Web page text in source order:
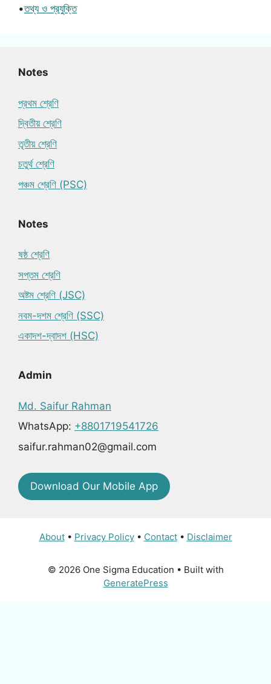
•তথ্য ও প্রযুক্তি
Notes
প্রথম শ্রেণি
দ্বিতীয় শ্রেণি
তৃতীয় শ্রেণি
চতুর্থ শ্রেণি
পঞ্চম শ্রেণি (PSC)
Notes
ষষ্ঠ শ্রেণি
সপ্তম শ্রেণি
অষ্টম শ্রেণি (JSC)
নবম-দশম শ্রেণি (SSC)
একাদশ-দ্বাদশ (HSC)
Admin
Md. Saifur Rahman
WhatsApp: +8801719541726
saifur.rahman02@gmail.com
Download Our Mobile App
About• Privacy Policy• Contact• Disclaimer
© 2026 One Sigma Education • Built with
GeneratePress